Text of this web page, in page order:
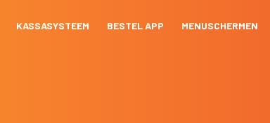
KASSASYSTEEM BESTEL APP MENUSCHERMEN